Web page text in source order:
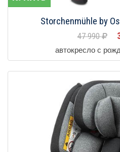
Storchenmühle by
47 990
автокресло с